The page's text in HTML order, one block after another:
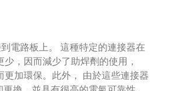
電路板上。 這種特定的連接器在
，因而減少了助焊劑的使用，
加環保。此外， 由於這些連接器